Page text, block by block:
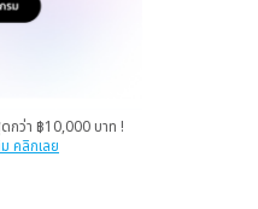
กว่า ฿10,000 บาท !
คลิกเลย